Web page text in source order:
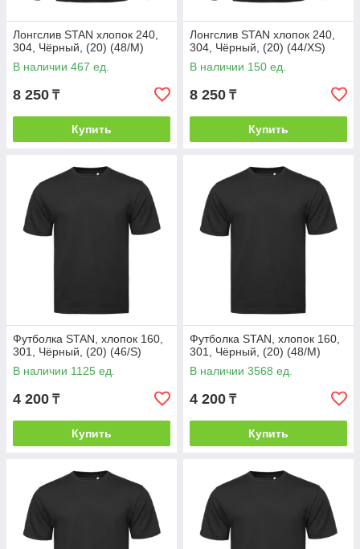
Лонгслив STAN хлопок 240,
304, Чёрный, (20) (48/M)
В наличии 467 ед.
8 250 ₸
Купить
Лонгслив STAN хлопок 240,
304, Чёрный, (20) (44/XS)
В наличии 150 ед.
8 250 ₸
Купить
Футболка STAN, хлопок 160,
301, Чёрный, (20) (46/S)
В наличии 1125 ед.
4 200 ₸
Купить
Футболка STAN, хлопок 160,
301, Чёрный, (20) (48/M)
В наличии 3568 ед.
4 200 ₸
Купить